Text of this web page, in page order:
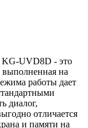
KG-UVD8D - это
выполненная на
работы дает
диалог,
отличается
и памяти на